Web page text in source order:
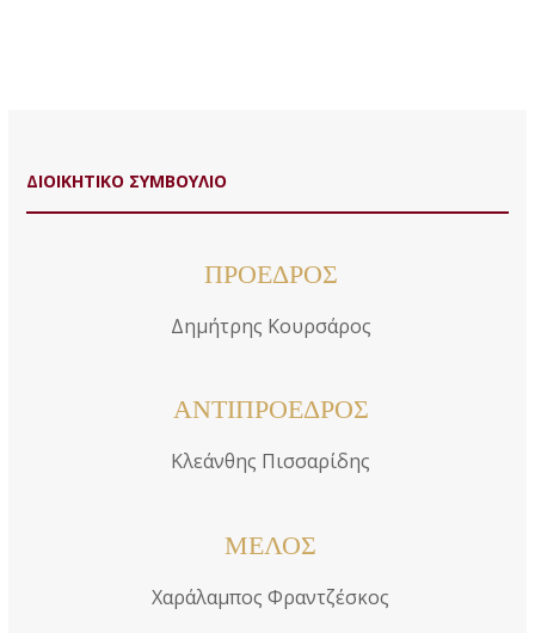
ΔΙΟΙΚΗΤΙΚΟ ΣΥΜΒΟΥΛΙΟ
ΠΡΟΕΔΡΟΣ
Δημήτρης Κουρσάρος
ΑΝΤΙΠΡΟΕΔΡΟΣ
Κλεάνθης Πισσαρίδης
ΜΕΛΟΣ
Χαράλαμπος Φραντζέσκος